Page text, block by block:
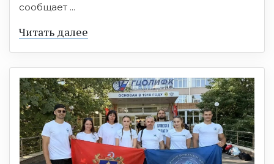
сообщает ...
Читать далее